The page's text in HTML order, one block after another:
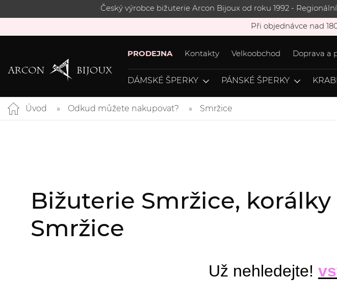
Český výrobce bižuterie Arcon Bijoux od roku 1992 -
Při objednávce nad
PRODEJNA Kontakty Velkoobchod Doprava a
DÁMSKÉ ŠPERKY PÁNSKÉ ŠPERKY
Úvod Odkud můžete nakupovat? Smržice
Bižuterie Smržice,
Smržice
Už nehledejte!